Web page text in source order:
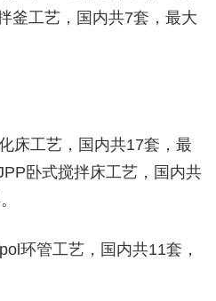
釜工艺，国内共7套，最大
床工艺，国内共17套，最
卧式搅拌床工艺，国内共
环管工艺，国内共11套，